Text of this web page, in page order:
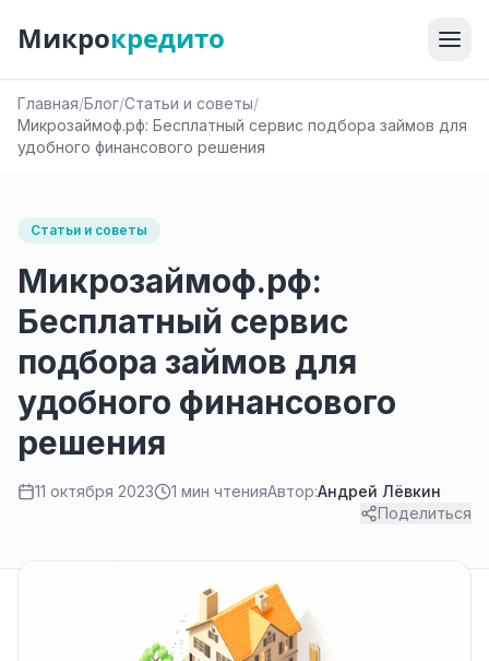
Микрокредито
Главная/Блог/Статьи и советы/
Микрозаймоф.рф: Бесплатный сервис подбора займов для
удобного финансового решения
Статьи и советы
Микрозаймоф.рф:
Бесплатный сервис
подбора займов для
удобного финансового
решения
11 октября 2023 1 мин чтенияАвтор:Андрей Лёвкин
Поделиться